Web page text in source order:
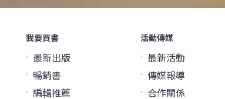
我要買書
最新出版
暢銷書
編輯推薦
活動傳媒
最新活動
傳媒報導
合作關係